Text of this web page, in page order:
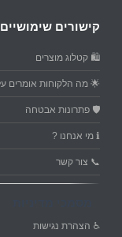
קישורים שימושיים
🛍️ קטלוג מוצרים
🌟 מה הלקוחות אומרים
🛡️ פתרונות אבטחה
ℹ️ מי אנחנו ?
📞 צור קשר
♿ הצהרת נגישות